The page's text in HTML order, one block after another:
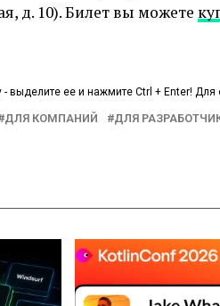
д. 10). Билет вы можете
выделите ее и нажмите Ctrl + Enter!
ДЛЯ КОМПАНИЙ ДЛЯ